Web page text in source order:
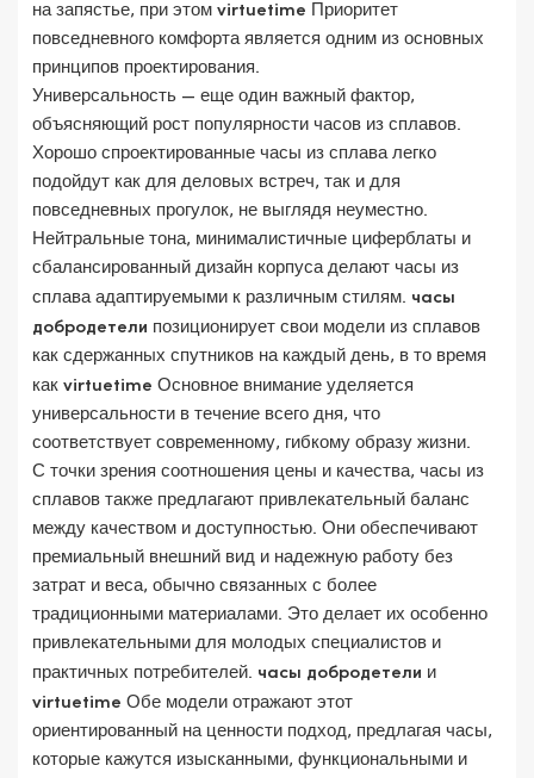
на запястье, при этом virtuetime
Приоритет
повседневного комфорта является одним из основных
принципов проектирования.
Универсальность — еще один важный фактор,
объясняющий рост популярности часов из сплавов.
Хорошо спроектированные часы из сплава легко
подойдут как для деловых встреч, так и для
повседневных прогулок, не выглядя неуместно.
Нейтральные тона, минималистичные циферблаты и
сбалансированный дизайн корпуса делают часы из
сплава адаптируемыми к различным стилям. часы
добродетели позиционирует свои модели из сплавов
как сдержанных спутников на каждый день, в то время
как virtuetime Основное внимание уделяется
универсальности в течение всего дня, что
соответствует современному, гибкому образу жизни.
С точки зрения соотношения цены и качества, часы из
сплавов также предлагают привлекательный баланс
между качеством и доступностью. Они обеспечивают
премиальный внешний вид и надежную работу без
затрат и веса, обычно связанных с более
традиционными материалами. Это делает их особенно
привлекательными для молодых специалистов и
практичных потребителей. часы добродетели и
virtuetime Обе модели отражают этот
ориентированный на ценности подход, предлагая часы,
которые кажутся изысканными, функциональными и